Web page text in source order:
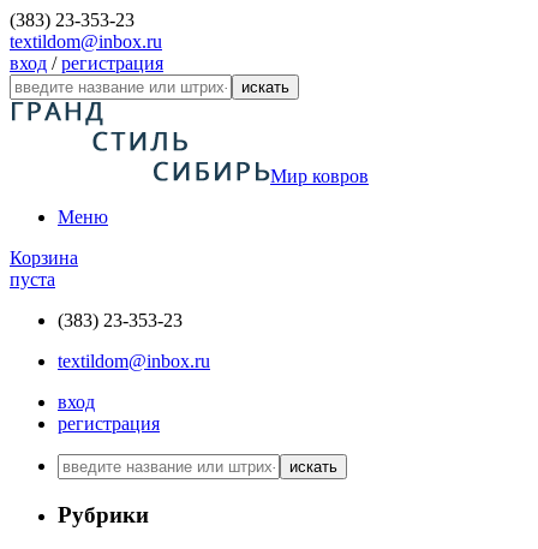
(383) 23-353-23
textildom@inbox.ru
вход /регистрация
искать
Мир ковров
Меню
Корзина
пуста
(383) 23-353-23
textildom@inbox.ru
вход
регистрация
искать
Рубрики